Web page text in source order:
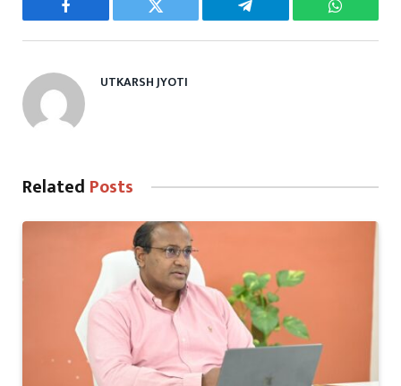
Facebook Twitter Telegram
UTKARSH JYOTI
Related Posts